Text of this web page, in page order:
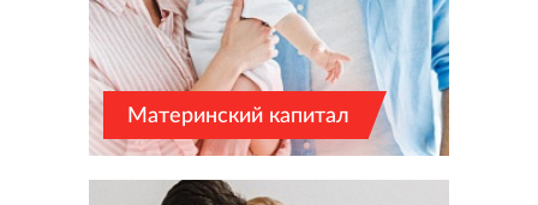
Материнский капитал